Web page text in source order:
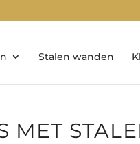
Stalen wanden
MET